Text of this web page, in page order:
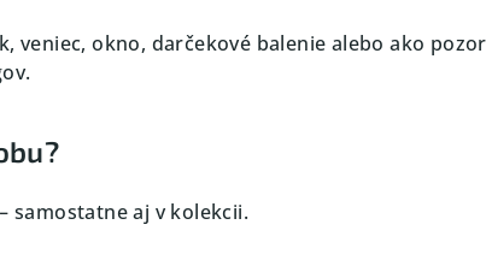
veniec, okno, darčekové balenie alebo ako
samostatne aj v kolekcii.